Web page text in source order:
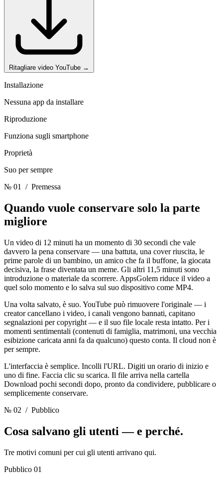
Ritagliare video YouTube →
Installazione
Nessuna app da installare
Riproduzione
Funziona sugli smartphone
Proprietà
Suo per sempre
№ 01
/ Premessa
Quando vuole conservare solo la parte
migliore
Un video di 12 minuti ha un momento di 30 secondi che vale
davvero la pena conservare — una battuta, una cover riuscita, le
prime parole di un bambino, un amico che fa il buffone, la giocata
decisiva, la frase diventata un meme. Gli altri 11,5 minuti sono
introduzione o materiale da scorrere. AppsGolem riduce il video a
quel solo momento e lo salva sul suo dispositivo come MP4.
Una volta salvato, è suo. YouTube può rimuovere l'originale — i
creator cancellano i video, i canali vengono bannati, capitano
segnalazioni per copyright — e il suo file locale resta intatto. Per i
momenti sentimentali (contenuti di famiglia, matrimoni, una vecchia
esibizione caricata anni fa da qualcuno) questo conta. Il cloud non è
per sempre.
L'interfaccia è semplice. Incolli l'URL. Digiti un orario di inizio e
uno di fine. Faccia clic su scarica. Il file arriva nella cartella
Download pochi secondi dopo, pronto da condividere, pubblicare o
semplicemente conservare.
№ 02 / Pubblico
Cosa salvano gli utenti— e perché.
Tre motivi comuni per cui gli utenti arrivano qui.
Pubblico 01